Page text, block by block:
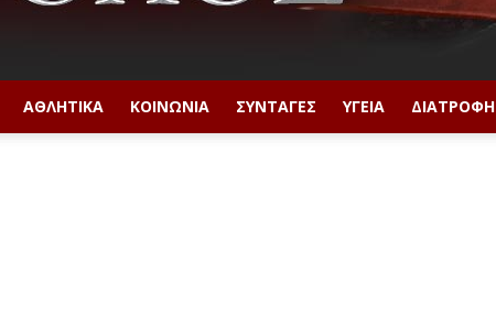
ΑΘΛΗΤΙΚΆ ΚΟΙΝΩΝΊΑ ΣΥΝΤΑΓΈΣ ΥΓΕΊΑ ΔΙΑΤΡΟΦΉ